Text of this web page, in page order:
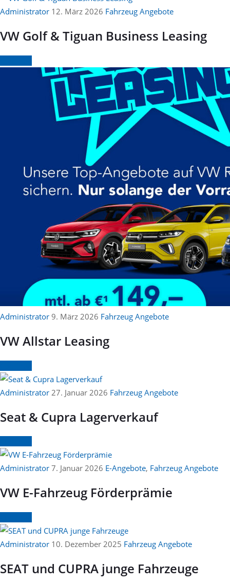
Administrator 12. März 2026 Fahrzeug Angebote
VW Golf & Tiguan Business Leasing
Administrator 9. März 2026 Fahrzeug Angebote
VW Allstar Leasing
Administrator 27. Januar 2026 Fahrzeug Angebote
Seat & Cupra Lagerverkauf
Administrator 7. Januar 2026 E-Angebote, Fahrzeug Angebote
VW E-Fahrzeug Förderprämie
Administrator 10. Dezember 2025 Fahrzeug Angebote
SEAT und CUPRA junge Fahrzeuge